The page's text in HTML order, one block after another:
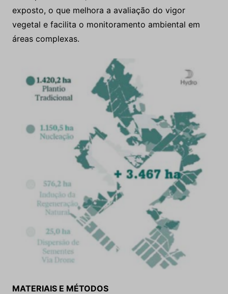
exposto, o que melhora a avaliação do vigor
vegetal e facilita o monitoramento ambiental em
áreas complexas.
MATERIAIS E MÉTODOS